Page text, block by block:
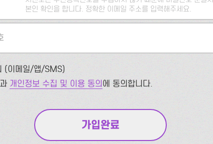
본인 확인을 합니다. 정확한 이메일 주소를 입력해주세요.
(이메일/앱/SMS)
개인정보 수집 및 이용 동의에 동의합니다.